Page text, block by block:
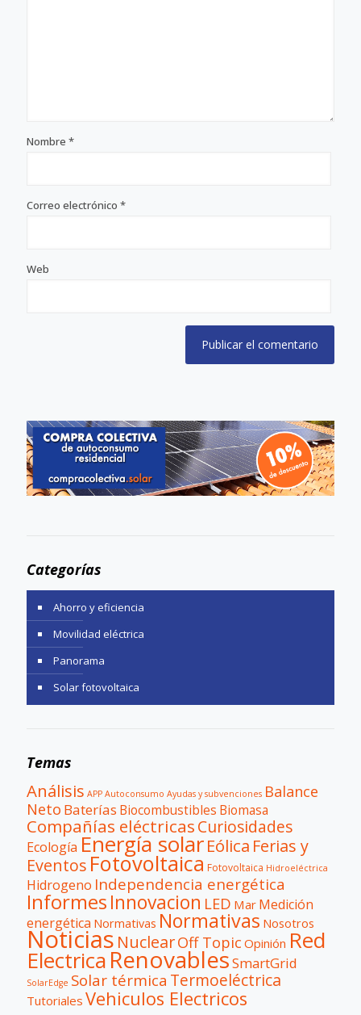
Nombre *
Correo electrónico *
Web
Categorías
Ahorro y eficiencia
Movilidad eléctrica
Panorama
Solar fotovoltaica
Temas
Análisis APP Autoconsumo Ayudas y subvenciones Balance
Neto Baterías Biocombustibles Biomasa
Compañías eléctricasCuriosidades
Ecología Energía solarEólica Ferias y
Eventos Fotovoltaica Fotovoltaica Hidroeléctrica
Hidrogeno Independencia energética
InformesInnovacion LED Mar Medición
energética Normativas Normativas Nosotros
Noticias NuclearOff Topic Opinión Red
ElectricaRenovablesSmartGrid
SolarEdge Solar térmica Termoeléctrica
Tutoriales Vehiculos Electricos